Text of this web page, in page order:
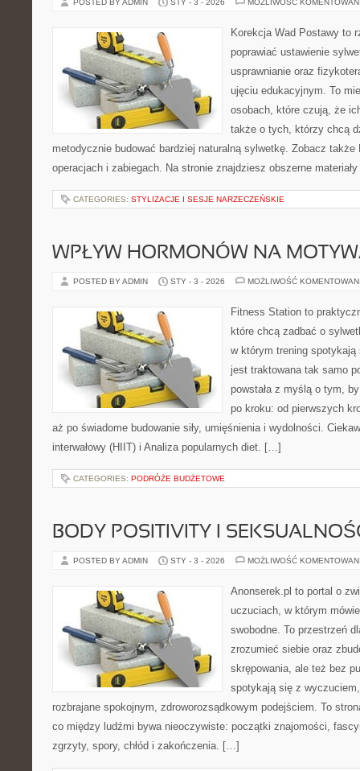
POSTED BY ADMIN STY - 3 - 2026 MOŻLIWOŚĆ
Korekcja Wad Postawy to
poprawiać ustawienie
usprawnianie oraz
ujęciu edukacyjnym. To
osobach, które czują, że
także o tych, którzy chcą
metodycznie budować bardziej naturalną sylwetkę. Zobacz także
operacjach i zabiegach. Na stronie znajdziesz obszerne
CATEGORIES: STYLIZACJE I SESJE NARZECZEŃSKIE
WPŁYW HORMONÓW NA
POSTED BY ADMIN STY - 3 - 2026 MOŻLIWOŚĆ
Fitness Station to
które chcą zadbać o
w którym trening
jest traktowana tak samo
powstała z myślą o tym,
po kroku: od pierwszych
aż po świadome budowanie siły, umięśnienia i wydolności.
interwałowy (HIIT) i Analiza popularnych diet. […]
CATEGORIES: PODRÓŻE BUDŻETOWE
BODY POSITIVITY I
POSTED BY ADMIN STY - 3 - 2026 MOŻLIWOŚĆ
Anonserek.pl to portal o
uczuciach, w którym
swobodne. To przestrzeń
zrozumieć siebie oraz
skrępowania, ale też bez
spotykają się z
rozbrajane spokojnym, zdroworozsądkowym podejściem. To
co między ludźmi bywa nieoczywiste: początki znajomości,
zgrzyty, spory, chłód i zakończenia. […]